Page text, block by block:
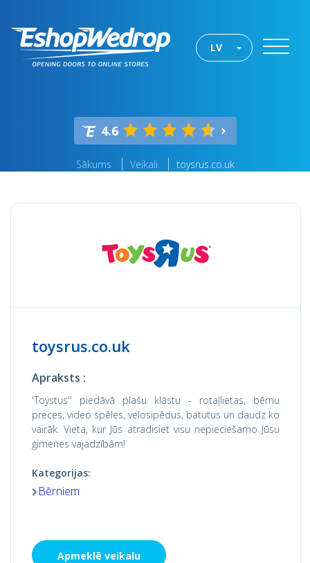
LV
4.6
Sākums Veikali toysrus.co.uk
toysrus.co.uk
Apraksts :
'Toystus'' piedāvā plašu klāstu - rotaļlietas, bērnu
preces, video spēles, velosipēdus, batutus un daudz ko
vairāk. Vieta, kur Jūs atradisiet visu nepieciešamo Jūsu
ģimenes vajadzībām!
Kategorijas:
Bērniem
Apmeklē veikalu